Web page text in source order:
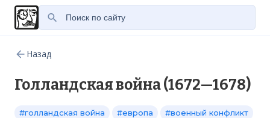
Назад
Голландская война (1672—1678)
#голландская война #европа
#военный конфликт